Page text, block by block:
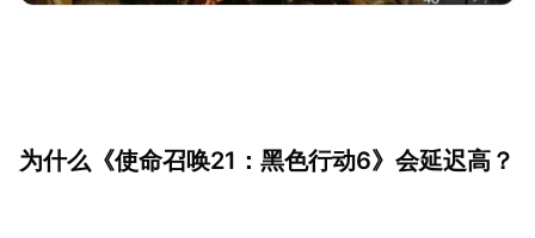
为什么《使命召唤21：黑色行动6》会延迟高？